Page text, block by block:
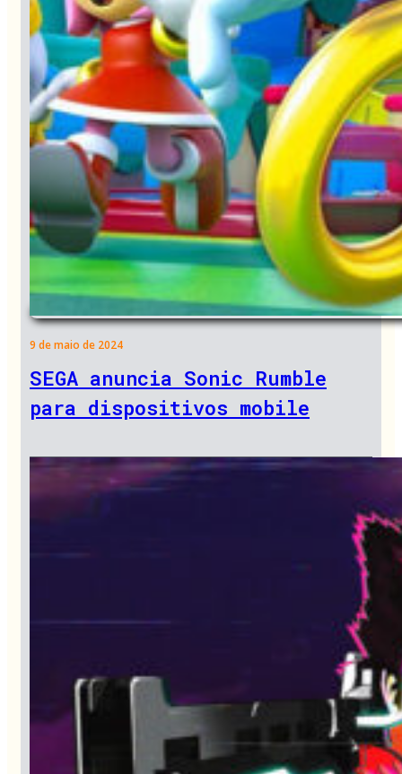
9 de maio de 2024
SEGA anuncia Sonic Rumble
para dispositivos mobile